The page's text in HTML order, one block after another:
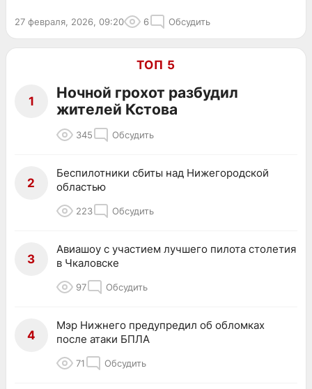
27 февраля, 2026, 09:20 6 Обсудить
ТОП 5
1
Ночной грохот разбудил
жителей Кстова
345 Обсудить
2
Беспилотники сбиты над Нижегородской
областью
223 Обсудить
3
Авиашоу с участием лучшего пилота столетия
в Чкаловске
97 Обсудить
4
Мэр Нижнего предупредил об обломках
после атаки БПЛА
71 Обсудить